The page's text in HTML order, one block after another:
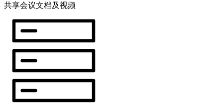
共享会议文档及视频